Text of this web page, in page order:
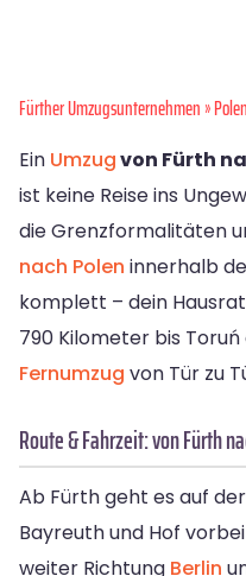
Fürther Umzugsunternehmen»Polen
Ein Umzugvon Fürth
ist keine Reise ins
die Grenzformalitäten
nach Polen innerhalb
komplett – dein
790 Kilometer bis
Fernumzug von Tür zu
Route & Fahrzeit: von Fürth
Ab Fürth geht es auf
Bayreuth und Hof
weiter Richtung Berlin